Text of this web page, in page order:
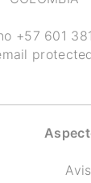
+57 601